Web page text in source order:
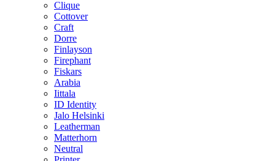
Clique
Cottover
Craft
Dorre
Finlayson
Firephant
Fiskars
Arabia
Iittala
ID Identity
Jalo Helsinki
Leatherman
Matterhorn
Neutral